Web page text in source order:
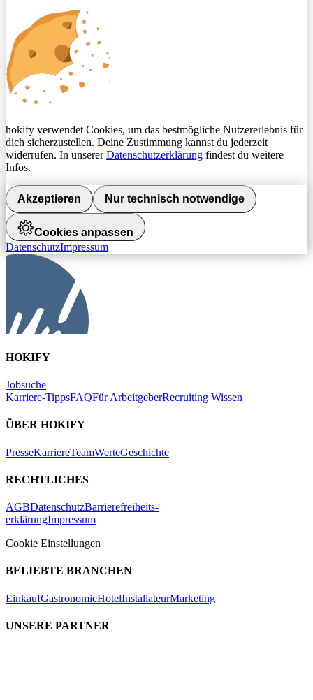
hokify verwendet Cookies, um das bestmögliche Nutzererlebnis für
dich sicherzustellen. Deine Zustimmung kannst du jederzeit
widerrufen. In unsererDatenschutzerklärung findest du weitere
Infos.
Akzeptieren Nur technisch notwendige
Cookies anpassen
DatenschutzImpressum
HOKIFY
Jobsuche
Karriere-TippsFAQFür ArbeitgeberRecruiting Wissen
ÜBER HOKIFY
PresseKarriereTeamWerteGeschichte
RECHTLICHES
AGBDatenschutzBarrierefreiheits-
erklärungImpressum
Cookie Einstellungen
BELIEBTE BRANCHEN
EinkaufGastronomieHotelInstallateurMarketing
UNSERE PARTNER